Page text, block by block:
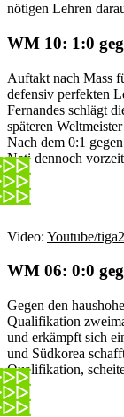
nötigen Lehren
WM 10: 1:0
Auftakt nach Mass
defensiv perfekten
Fernandes schlägt
späteren
Nach dem 0:1
Nati dennoch
Video: Youtube/
WM 06: 0:0
Gegen den
Qualifikation
und erkämpft sich
und Südkorea
Qualifikation,